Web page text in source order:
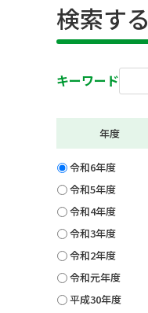
検索する
キーワード
年度
令和6年度
令和5年度
令和4年度
令和3年度
令和2年度
令和元年度
平成30年度